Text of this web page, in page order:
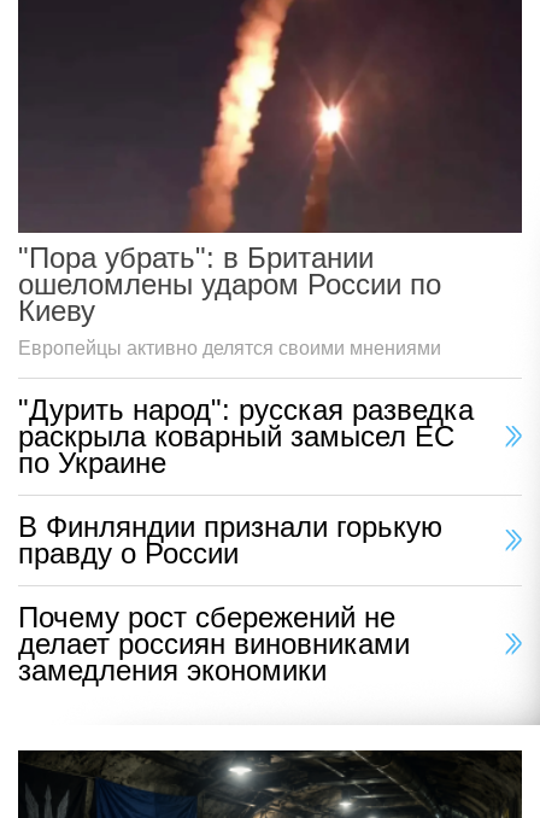
"Пора убрать": в Британии
ошеломлены ударом России по
Киеву
Европейцы активно делятся своими мнениями
"Дурить народ": русская разведка
раскрыла коварный замысел ЕС
по Украине
В Финляндии признали горькую
правду о России
Почему рост сбережений не
делает россиян виновниками
замедления экономики